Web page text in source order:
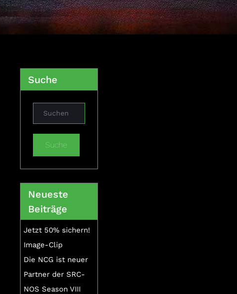
Suche
Suche
Neueste
Beiträge
Jetzt 50% sichern!
Image-Clip
Die NCG ist neuer
Partner der SRC-
NOS Season VIII